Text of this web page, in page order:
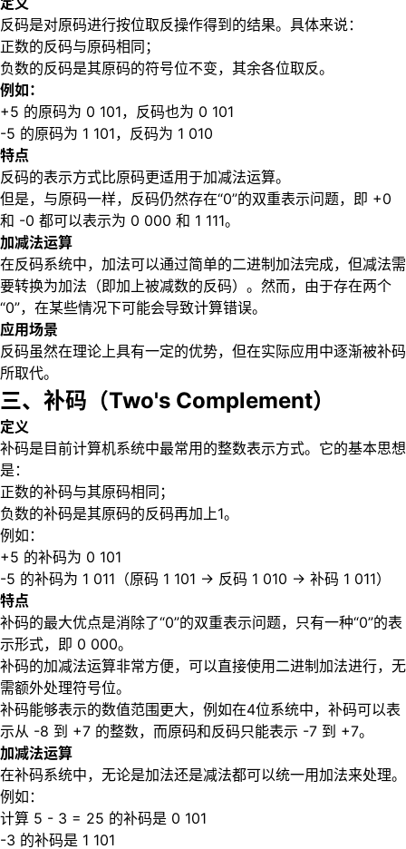
反码是对原码进行按位取反操作得到的结果。具体来说：
正数的反码与原码相同；
负数的反码是其原码的符号位不变，其余各位取反。
例如：
+5 的原码为 0 101，反码也为 0 101
-5 的原码为 1 101，反码为 1 010
特点
反码的表示方式比原码更适用于加减法运算。
但是，与原码一样，反码仍然存在“0”的双重表示问题，即 +0
和 -0 都可以表示为 0 000 和 1 111。
加减法运算
在反码系统中，加法可以通过简单的二进制加法完成，但减法需
要转换为加法（即加上被减数的反码）。然而，由于存在两个
“0”，在某些情况下可能会导致计算错误。
应用场景
反码虽然在理论上具有一定的优势，但在实际应用中逐渐被补码
所取代。
三、补码（Two's Complement）
定义
补码是目前计算机系统中最常用的整数表示方式。它的基本思想
是：
正数的补码与其原码相同；
负数的补码是其原码的反码再加上1。
例如：
+5 的补码为 0 101
-5 的补码为 1 011（原码 1 101 → 反码 1 010 → 补码 1 011）
特点
补码的最大优点是消除了“0”的双重表示问题，只有一种“0”的表
示形式，即 0 000。
补码的加减法运算非常方便，可以直接使用二进制加法进行，无
需额外处理符号位。
补码能够表示的数值范围更大，例如在4位系统中，补码可以表
示从 -8 到 +7 的整数，而原码和反码只能表示 -7 到 +7。
加减法运算
在补码系统中，无论是加法还是减法都可以统一用加法来处理。
例如：
计算 5 - 3 = 25 的补码是 0 101
-3 的补码是 1 101